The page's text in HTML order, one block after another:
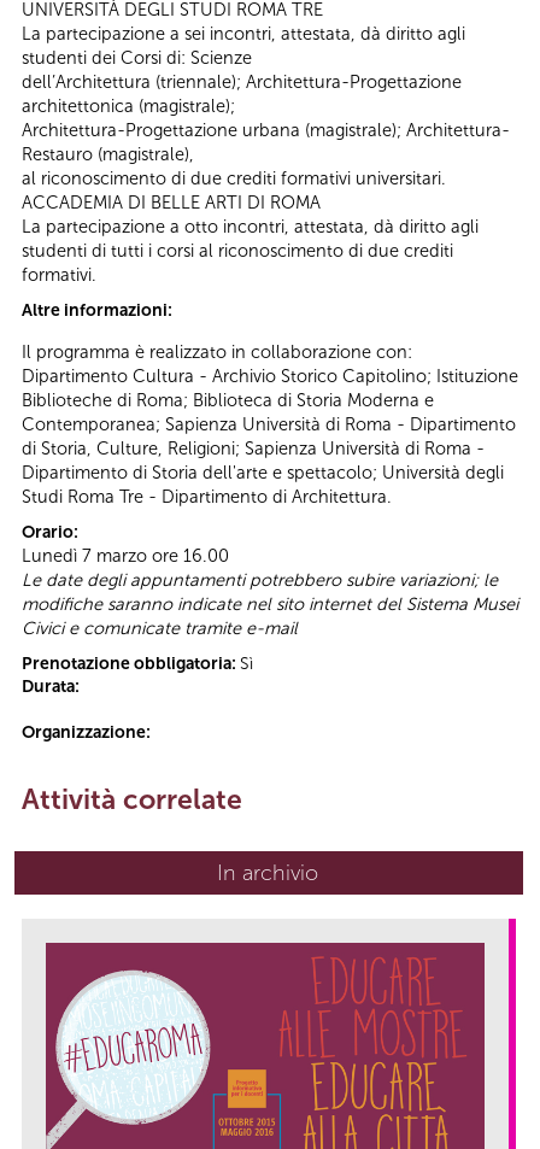
UNIVERSITÀ DEGLI STUDI ROMA TRE
La partecipazione a sei incontri, attestata, dà diritto agli
studenti dei Corsi di: Scienze
dell’Architettura (triennale); Architettura-Progettazione
architettonica (magistrale);
Architettura-Progettazione urbana (magistrale); Architettura-
Restauro (magistrale),
al riconoscimento di due crediti formativi universitari.
ACCADEMIA DI BELLE ARTI DI ROMA
La partecipazione a otto incontri, attestata, dà diritto agli
studenti di tutti i corsi al riconoscimento di due crediti
formativi.
Altre informazioni:
Il programma è realizzato in collaborazione con:
Dipartimento Cultura - Archivio Storico Capitolino; Istituzione
Biblioteche di Roma; Biblioteca di Storia Moderna e
Contemporanea; Sapienza Università di Roma - Dipartimento
di Storia, Culture, Religioni; Sapienza Università di Roma -
Dipartimento di Storia dell'arte e spettacolo; Università degli
Studi Roma Tre - Dipartimento di Architettura.
Orario:
Lunedì 7 marzo ore 16.00
Le date degli appuntamenti potrebbero subire variazioni; le
modifiche saranno indicate nel sito internet del Sistema Musei
Civici e comunicate tramite e-mail
Prenotazione obbligatoria: Sì
Durata:
Organizzazione:
Attività correlate
In archivio